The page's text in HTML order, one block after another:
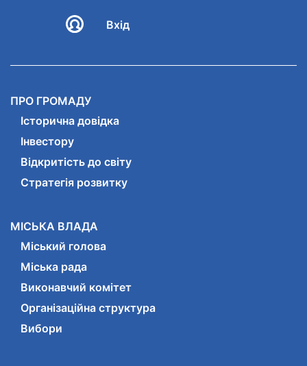
Вхід
ПРО ГРОМАДУ
Історична довідка
Інвестору
Відкритість до світу
Стратегія розвитку
МІСЬКА ВЛАДА
Міський голова
Міська рада
Виконавчий комітет
Організаційна структура
Вибори